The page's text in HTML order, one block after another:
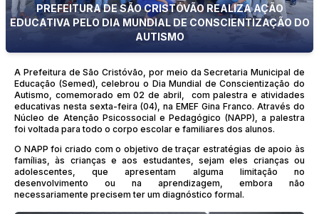
PREFEITURA DE SÃO CRISTÓVÃO REALIZA AÇÃO
EDUCATIVA PELO DIA MUNDIAL DE CONSCIENTIZAÇÃO DO
AUTISMO
A Prefeitura de São Cristóvão, por meio da Secretaria Municipal de
Educação (Semed), celebrou o Dia Mundial de Conscientização do
Autismo, comemorado em 02 de abril, com palestra e atividades
educativas nesta sexta-feira (04), na EMEF Gina Franco. Através do
Núcleo de Atenção Psicossocial e Pedagógico (NAPP), a palestra
foi voltada para todo o corpo escolar e familiares dos alunos.
O NAPP foi criado com o objetivo de traçar estratégias de apoio às
famílias, às crianças e aos estudantes, sejam eles crianças ou
adolescentes, que apresentam alguma limitação no
desenvolvimento ou na aprendizagem, embora não
necessariamente precisem ter um diagnóstico formal.